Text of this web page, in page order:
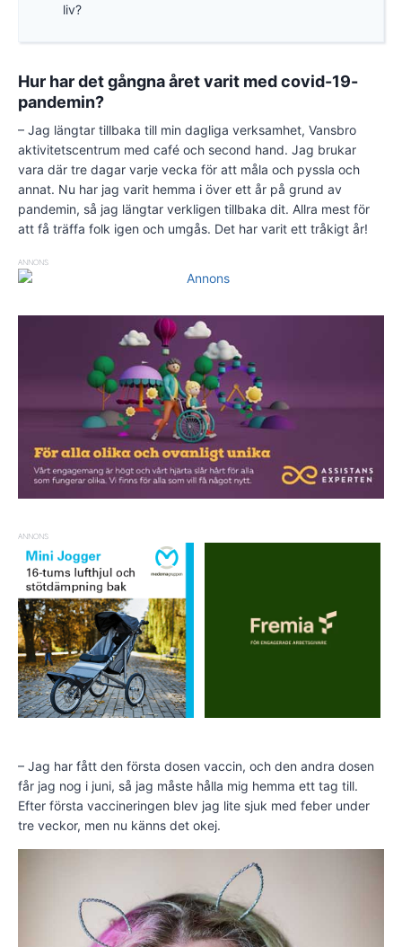
liv?
Hur har det gångna året varit med covid-19-
pandemin?
– Jag längtar tillbaka till min dagliga verksamhet, Vansbro
aktivitetscentrum med café och second hand. Jag brukar
vara där tre dagar varje vecka för att måla och pyssla och
annat. Nu har jag varit hemma i över ett år på grund av
pandemin, så jag längtar verkligen tillbaka dit. Allra mest för
att få träffa folk igen och umgås. Det har varit ett tråkigt år!
ANNONS
ANNONS
– Jag har fått den första dosen vaccin, och den andra dosen
får jag nog i juni, så jag måste hålla mig hemma ett tag till.
Efter första vaccineringen blev jag lite sjuk med feber under
tre veckor, men nu känns det okej.